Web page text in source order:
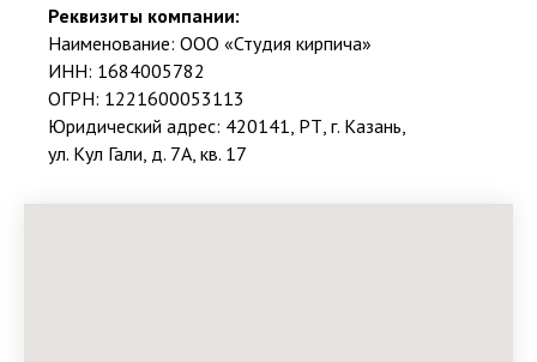
Реквизиты компании:
Наименование: ООО «Студия кирпича»
ИНН: 1684005782
ОГРН: 1221600053113
Юридический адрес: 420141, РТ, г. Казань,
ул. Кул Гали, д. 7А, кв. 17